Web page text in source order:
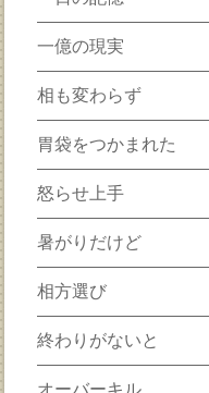
一億の現実
相も変わらず
胃袋をつかまれた
怒らせ上手
暑がりだけど
相方選び
終わりがないと
オーバーキル